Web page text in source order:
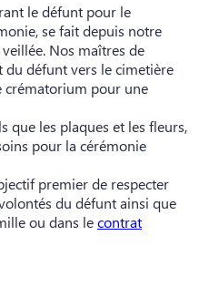
le défunt pour le
se fait depuis notre
Nos maîtres de
défunt vers le cimetière
crématorium pour une
que les plaques et les fleurs,
pour la cérémonie
premier de respecter
du défunt ainsi que
ou dans lecontrat